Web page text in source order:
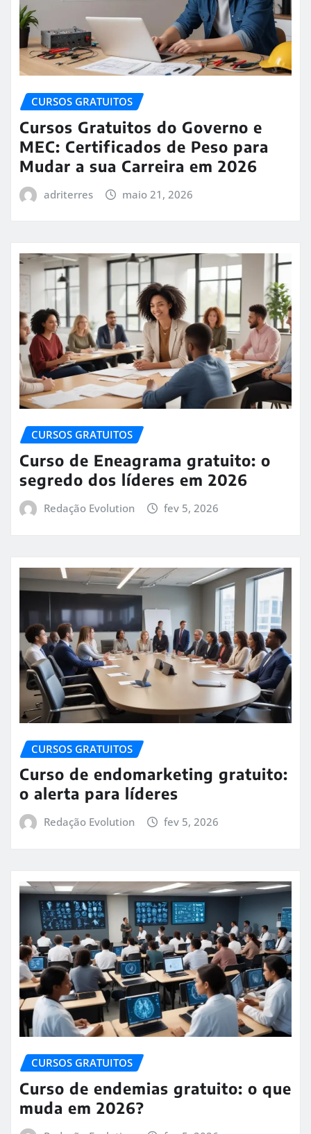
CURSOS GRATUITOS
Cursos Gratuitos do Governo e
MEC: Certificados de Peso para
Mudar a sua Carreira em 2026
adriterres maio 21, 2026
CURSOS GRATUITOS
Curso de Eneagrama gratuito: o
segredo dos líderes em 2026
Redação Evolution fev 5, 2026
CURSOS GRATUITOS
Curso de endomarketing gratuito:
o alerta para líderes
Redação Evolution fev 5, 2026
CURSOS GRATUITOS
Curso de endemias gratuito: o que
muda em 2026?